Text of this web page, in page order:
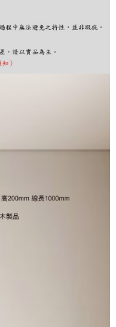
但若您需要取消訂單，請聯絡
視為有效，需透過AFTEE先享
帳頁面顯示為準，若有關於
，請聯繫「AFTEE先享後付
support/home
：
之情形，本公司將視審查結果
用額度並採取法律行動。